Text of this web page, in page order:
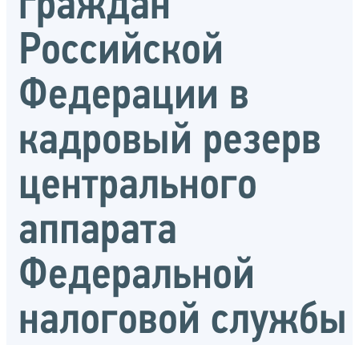
Российской
Федерации в
кадровый резерв
центрального
аппарата
Федеральной
налоговой службы